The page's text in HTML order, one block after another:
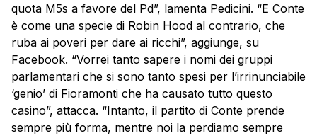
quota M5s a favore del Pd”, lamenta Pedicini. “E Conte
è come una specie di Robin Hood al contrario, che
ruba ai poveri per dare ai ricchi”, aggiunge, su
Facebook. “Vorrei tanto sapere i nomi dei gruppi
parlamentari che si sono tanto spesi per l’irrinunciabile
‘genio’ di Fioramonti che ha causato tutto questo
casino”, attacca. “Intanto, il partito di Conte prende
sempre più forma, mentre noi la perdiamo sempre